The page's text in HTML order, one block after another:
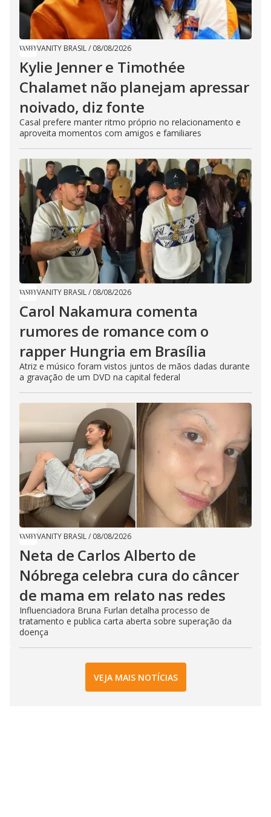
VANITY BRASIL/ 08/08/2026
Kylie Jenner e Timothée
Chalamet não planejam apressar
noivado, diz fonte
Casal prefere manter ritmo próprio no relacionamento e
aproveita momentos com amigos e familiares
VANITY BRASIL/ 08/08/2026
Carol Nakamura comenta
rumores de romance com o
rapper Hungria em Brasília
Atriz e músico foram vistos juntos de mãos dadas durante
a gravação de um DVD na capital federal
VANITY BRASIL/ 08/08/2026
Neta de Carlos Alberto de
Nóbrega celebra cura do câncer
de mama em relato nas redes
Influenciadora Bruna Furlan detalha processo de
tratamento e publica carta aberta sobre superação da
doença
VEJA MAIS NOTÍCIAS